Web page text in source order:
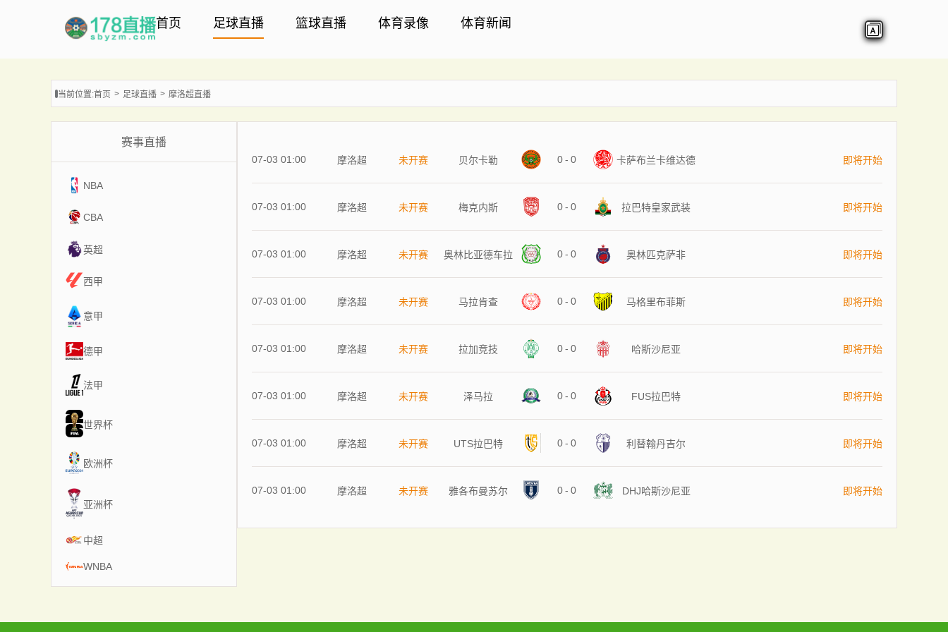
首页 足球直播 篮球直播 体育录像 体育新闻
当前位置:首页 足球直播 摩洛超直播
赛事直播
NBA
CBA
英超
西甲
意甲
德甲
法甲
世界杯
欧洲杯
亚洲杯
中超
WNBA
07-03 01:00 摩洛超 未开赛 贝尔卡勒 0 - 0 卡萨布兰卡维达德 即将开始
07-03 01:00 摩洛超 未开赛 梅克内斯 0 - 0 拉巴特皇家武装 即将开始
07-03 01:00 摩洛超 未开赛 奥林比亚德车拉 0 - 0 奥林匹克萨非 即将开始
07-03 01:00 摩洛超 未开赛 马拉肯查 0 - 0 马格里布菲斯 即将开始
07-03 01:00 摩洛超 未开赛 拉加竞技 0 - 0 哈斯沙尼亚 即将开始
07-03 01:00 摩洛超 未开赛 泽马拉 0 - 0 FUS拉巴特 即将开始
07-03 01:00 摩洛超 未开赛 UTS拉巴特 0 - 0 利替翰丹吉尔 即将开始
07-03 01:00 摩洛超 未开赛 雅各布曼苏尔 0 - 0 DHJ哈斯沙尼亚 即将开始